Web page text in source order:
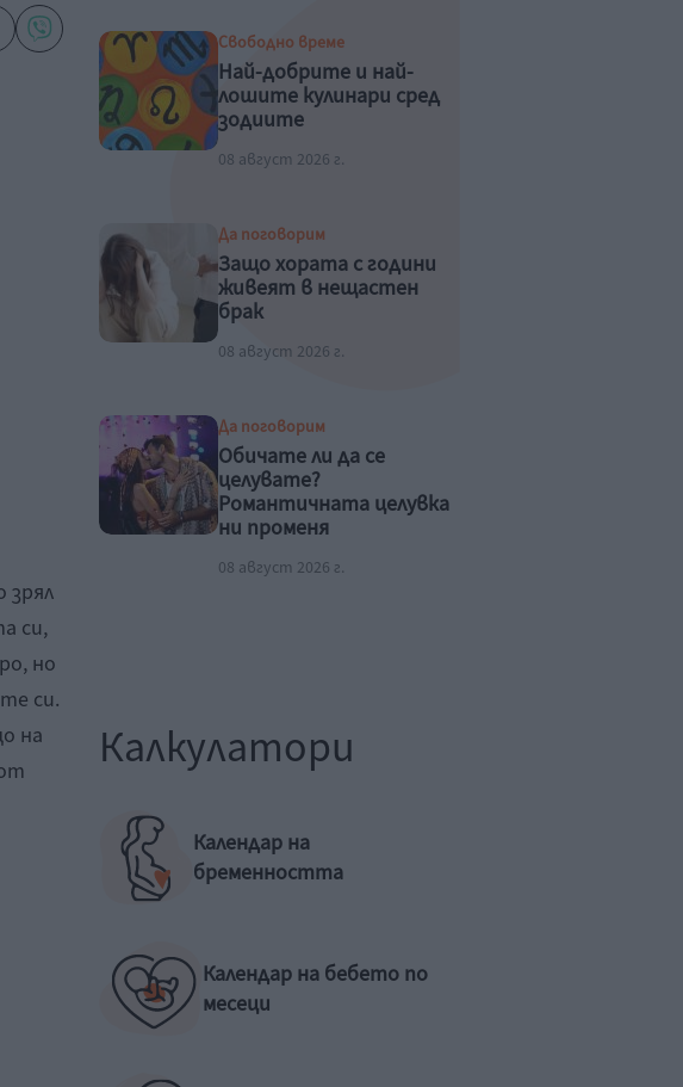
зрял
си,
но
си.
на
Свободно време
Най-добрите и най-
лошите кулинари сред
зодиите
08 август 2026 г.
Да поговорим
Защо хората с години
живеят в нещастен
брак
08 август 2026 г.
Да поговорим
Обичате ли да се
целувате?
Романтичната целувка
ни променя
08 август 2026 г.
Калкулатори
Календар на
бременността
Календар на бебето по
месеци